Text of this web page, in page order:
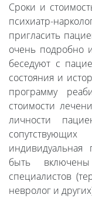
Сроки и
психиатр-
пригласить
очень подробно
беседуют с
состояния и
программу
стоимости
личности
быть включены
специалистов
невролог и